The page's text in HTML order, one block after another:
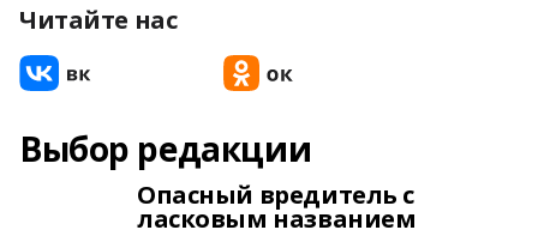
Читайте нас
Выбор редакции
Опасный вредитель с
ласковым названием